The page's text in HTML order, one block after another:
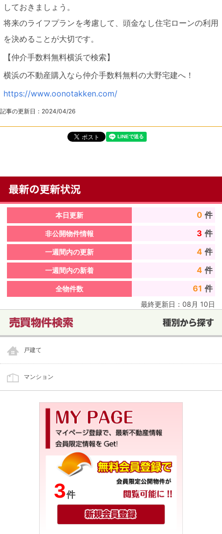
しておきましょう。
将来のライフプランを考慮して、頭金なし住宅ローンの利用
を決めることが大切です。
【仲介手数料無料横浜で検索】
横浜の不動産購入なら仲介手数料無料の大野宅建へ！
https://www.oonotakken.com/
記事の更新日： 2024/04/26
本日更新 0 件
非公開物件情報 3 件
一週間内の更新 4 件
一週間内の新着 4 件
全物件数 61 件
最終更新日： 08 月 10日
戸建て
マンション
3件